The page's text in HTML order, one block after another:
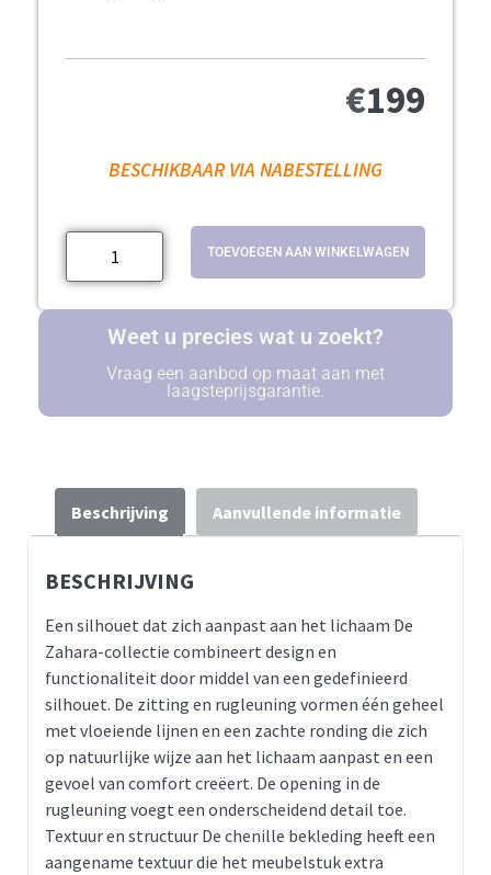
€199
BESCHIKBAAR VIA NABESTELLING
TOEVOEGEN AAN WINKELWAGEN
Weet u precies wat u zoekt?
Vraag een aanbod op maat aan met
laagsteprijsgarantie.
Beschrijving Aanvullende informatie
BESCHRIJVING
Een silhouet dat zich aanpast aan het lichaam De
Zahara-collectie combineert design en
functionaliteit door middel van een gedefinieerd
silhouet. De zitting en rugleuning vormen één geheel
met vloeiende lijnen en een zachte ronding die zich
op natuurlijke wijze aan het lichaam aanpast en een
gevoel van comfort creëert. De opening in de
rugleuning voegt een onderscheidend detail toe.
Textuur en structuur De chenille bekleding heeft een
aangename textuur die het meubelstuk extra